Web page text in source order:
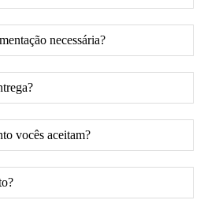
necessária?
vocês aceitam?